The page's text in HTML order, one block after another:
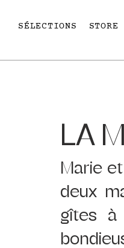
SÉLECTIONS STORE
LA
Marie
deux
gîtes à